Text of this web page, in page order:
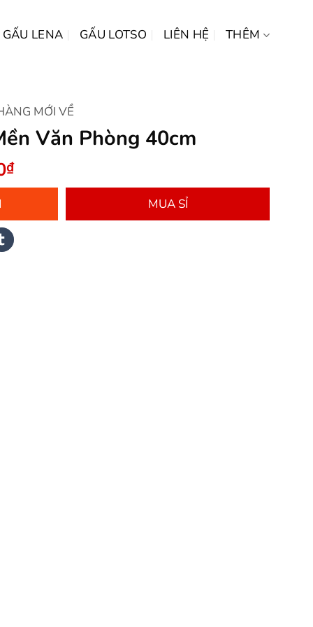
GẤU LENA GẤU LOTSO LIÊN HỆ THÊM
MỚI VỀ
Văn Phòng 40cm
₫Giá
hiện
là:
170.000₫.
MUA SỈ